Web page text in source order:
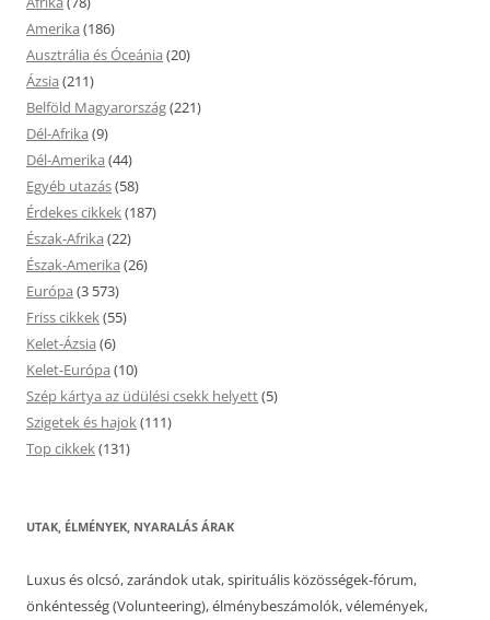
Amerika (186)
Ausztrália és Óceánia (20)
Ázsia (211)
Belföld Magyarország(221)
Dél-Afrika (9)
Dél-Amerika (44)
Egyéb utazás(58)
Érdekes cikkek(187)
Észak-Afrika (22)
Észak-Amerika (26)
Európa (3 573)
Friss cikkek(55)
Kelet-Ázsia (6)
Kelet-Európa (10)
Szép kártya az üdülési csekk helyett(5)
Szigetek és hajok(111)
Top cikkek(131)
UTAK, ÉLMÉNYEK, NYARALÁS ÁRAK
Luxus és olcsó, zarándok utak, spirituális közösségek-fórum,
önkéntesség (Volunteering), élménybeszámolók, vélemények,